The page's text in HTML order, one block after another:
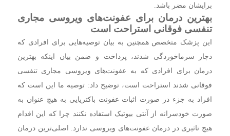
برایشان مضر باشد.
بهترین درمان برای عفونت‌های ویروسی مجاری
تنفسی فوقانی استراحت است
این پزشک متخصص همچنین به بیان توصیه‌هایی برای افرادی که
دچار سرماخوردگی شدند، پرداخت و ضمن بیان اینکه بهترین
درمان برای افرادی که به عفونت‌های ویروسی مجاری تنفسی
فوقانی شدند استراحت است، توضیح داد: توصیه ما این است که
افراد به جزء در صورت اثبات عفونت باکتریایی به هیچ عنوان به
صورت خودسرانه از آنتی بیوتیک استفاده نکنند چرا که این اقدام
هیچ تاثیری در درمان عفونت‌های ویروسی ندارد. اصلی‌ترین درمان